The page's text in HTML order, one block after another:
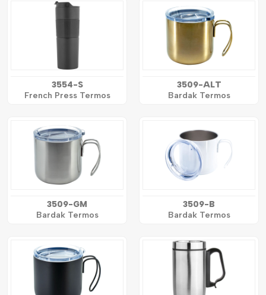
3554-S
French Press Termos
3509-ALT
Bardak Termos
3509-GM
Bardak Termos
3509-B
Bardak Termos